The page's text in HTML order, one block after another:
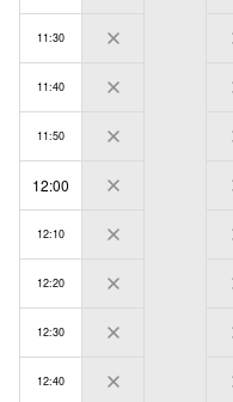
11:30
11:40
11:50
12:00
12:10
12:20
12:30
12:40